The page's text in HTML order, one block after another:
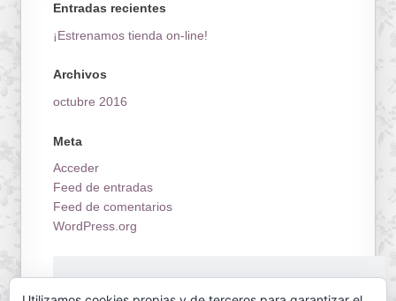
Entradas recientes
¡Estrenamos tienda on-line!
Archivos
octubre 2016
Meta
Acceder
Feed de entradas
Feed de comentarios
WordPress.org